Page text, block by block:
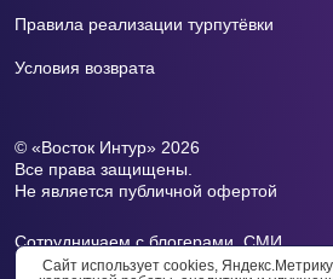
Правила реализации турпутёвки
Условия возврата
© «Восток Интур» 2026
Все права защищены.
Не является публичной офертой
Сотрудничаем с блогерами, СМИ.
Почта для СМИ:press@vоstokintur.ru
Сайт использует cookies,